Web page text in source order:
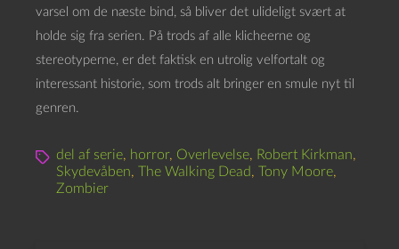
varsel om de næste bind, så bliver det ulideligt svært at
holde sig fra serien. På trods af alle klicheerne og
stereotyperne, er det faktisk en utrolig velfortalt og
interessant historie, som trods alt bringer en smule nyt til
genren.
del af serie, horror, Overlevelse, Robert Kirkman,
Skydevåben, The Walking Dead, Tony Moore,
Zombier